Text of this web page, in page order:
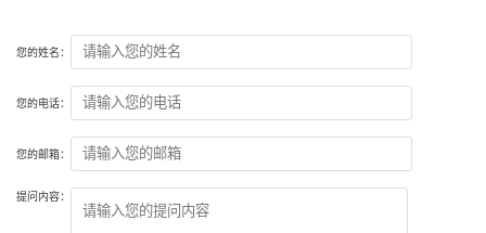
您的姓名：
您的电话：
您的邮箱：
提问内容：